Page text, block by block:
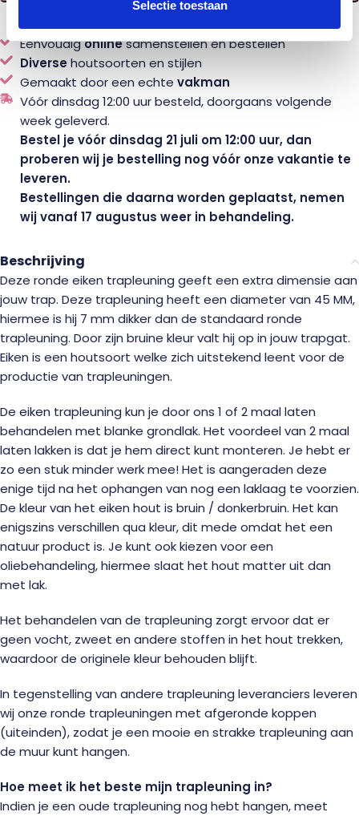
Selectie toestaan
Eenvoudigonlinesamenstellen en bestellen
Diversehoutsoorten en stijlen
Gemaakt door een echte vakman
Vóór dinsdag 12:00 uur besteld, doorgaans volgende
week geleverd.
Bestel je vóór dinsdag 21 juli om 12:00 uur, dan
proberen wij je bestelling nog vóór onze vakantie te
leveren.
Bestellingen die daarna worden geplaatst, nemen
wij vanaf 17 augustus weer in behandeling.
Beschrijving
Deze ronde eiken trapleuning geeft een extra dimensie aan
jouw trap. Deze trapleuning heeft een diameter van 45 MM,
hiermee is hij 7 mm dikker dan de standaard ronde
trapleuning. Door zijn bruine kleur valt hij op in jouw trapgat.
Eiken is een houtsoort welke zich uitstekend leent voor de
productie van trapleuningen.
De eiken trapleuning kun je door ons 1 of 2 maal laten
behandelen met blanke grondlak. Het voordeel van 2 maal
laten lakken is dat je hem direct kunt monteren. Je hebt er
zo een stuk minder werk mee! Het is aangeraden deze
enige tijd na het ophangen van nog een laklaag te voorzien.
De kleur van het eiken hout is bruin / donkerbruin. Het kan
enigszins verschillen qua kleur, dit mede omdat het een
natuur product is. Je kunt ook kiezen voor een
oliebehandeling, hiermee slaat het hout matter uit dan
met lak.
Het behandelen van de trapleuning zorgt ervoor dat er
geen vocht, zweet en andere stoffen in het hout trekken,
waardoor de originele kleur behouden blijft.
In tegenstelling van andere trapleuning leveranciers leveren
wij onze ronde trapleuningen met afgeronde koppen
(uiteinden), zodat je een mooie en strakke trapleuning aan
de muur kunt hangen.
Hoe meet ik het beste mijn trapleuning in?
Indien je een oude trapleuning nog hebt hangen, meet